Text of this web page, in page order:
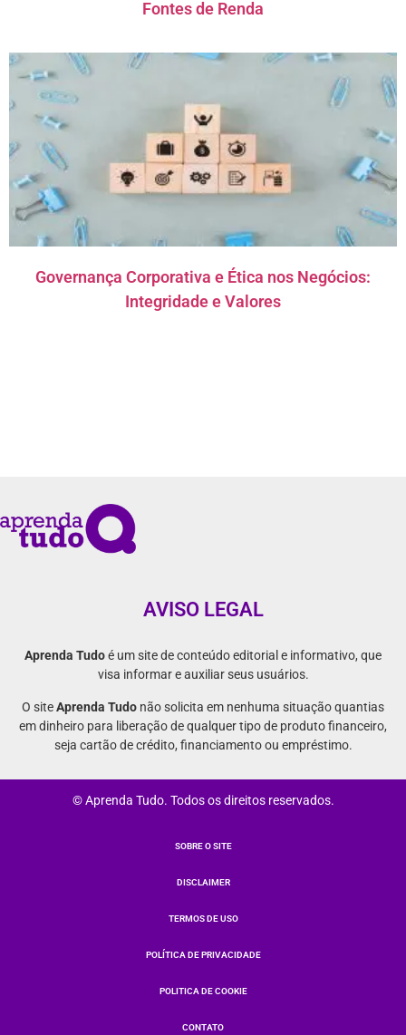
Fontes de Renda
Governança Corporativa e Ética nos Negócios:
Integridade e Valores
AVISO LEGAL
Aprenda Tudoé um site de conteúdo editorial e informativo, que
visa informar e auxiliar seus usuários.
O siteAprenda Tudo não solicita em nenhuma situação quantias
em dinheiro para liberação de qualquer tipo de produto financeiro,
seja cartão de crédito, financiamento ou empréstimo.
© Aprenda Tudo. Todos os direitos reservados.
SOBRE O SITE
DISCLAIMER
TERMOS DE USO
POLÍTICA DE PRIVACIDADE
POLITICA DE COOKIE
CONTATO